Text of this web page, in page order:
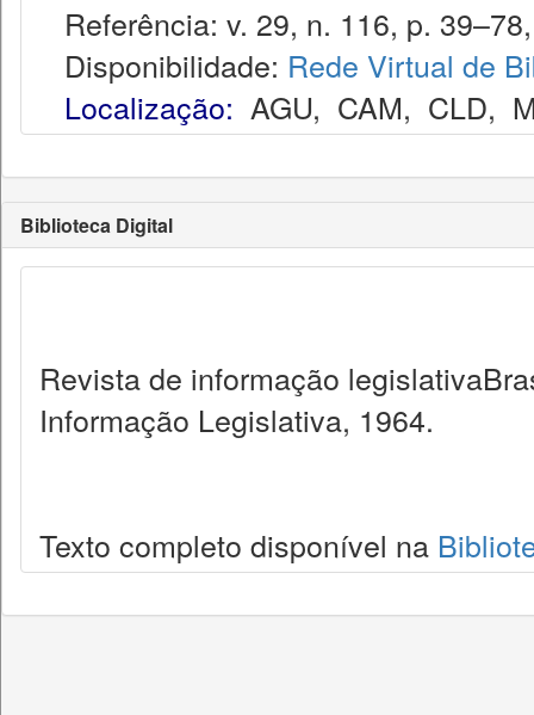
Referência: v. 29, n. 116, p.
Disponibilidade: Rede Virtual de
Localização: AGU, CAM, CLD,
Biblioteca Digital
Revista de informação
Informação Legislativa, 1964.
Texto completo disponível na